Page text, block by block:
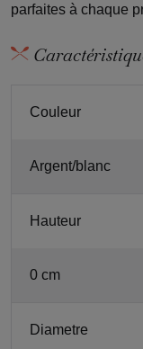
parfaites à chaque
Couleur
Argent/blanc
Hauteur
0 cm
Diametre